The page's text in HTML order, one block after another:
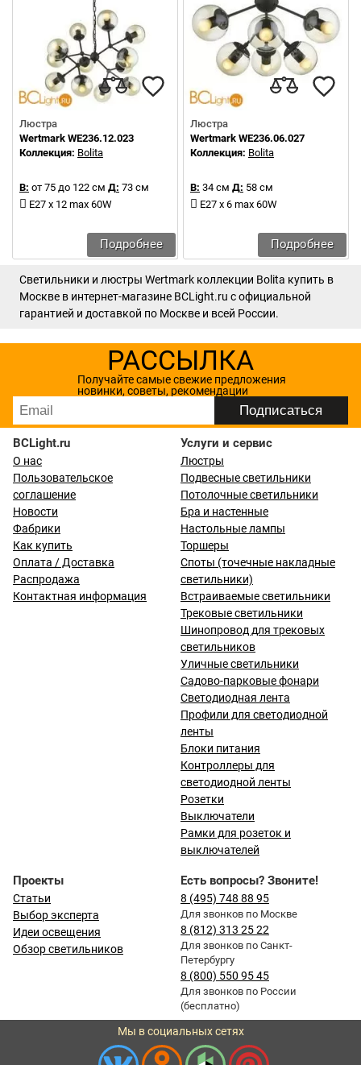
Люстра
Wertmark WE236.12.023
Коллекция: Bolita
В: от 75 до 122 см Д: 73 см
E27 x 12 max 60W
Подробнее
Люстра
Wertmark WE236.06.027
Коллекция: Bolita
В: 34 см Д: 58 см
E27 x 6 max 60W
Подробнее
Светильники и люстры Wertmark коллекции Bolita купить в
Москве в интернет-магазине BCLight.ru с официальной
гарантией и доставкой по Москве и всей России.
РАССЫЛКА
Получайте самые свежие предложения
новинки, советы, рекомендации
BCLight.ru
О нас
Пользовательское
соглашение
Новости
Фабрики
Как купить
Оплата / Доставка
Распродажа
Контактная информация
Услуги и сервис
Люстры
Подвесные светильники
Потолочные светильники
Бра и настенные
Настольные лампы
Торшеры
Споты (точечные накладные
светильники)
Встраиваемые светильники
Трековые светильники
Шинопровод для трековых
светильников
Уличные светильники
Садово-парковые фонари
Светодиодная лента
Профили для светодиодной
ленты
Блоки питания
Контроллеры для
светодиодной ленты
Розетки
Выключатели
Рамки для розеток и
выключателей
Проекты
Статьи
Выбор эксперта
Идеи освещения
Обзор светильников
Есть вопросы? Звоните!
8 (495) 748 88 95
Для звонков по Москве
8 (812) 313 25 22
Для звонков по Санкт-
Петербургу
8 (800) 550 95 45
Для звонков по России
(бесплатно)
Мы в социальных сетях